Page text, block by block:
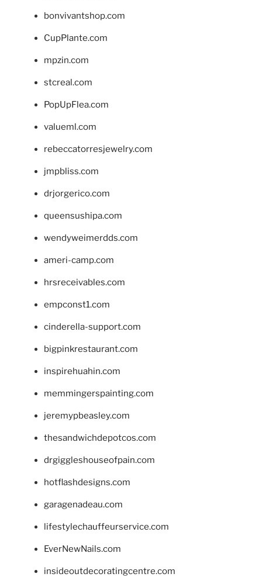
bonvivantshop.com
CupPlante.com
mpzin.com
stcreal.com
PopUpFlea.com
valueml.com
rebeccatorresjewelry.com
jmpbliss.com
drjorgerico.com
queensushipa.com
wendyweimerdds.com
ameri-camp.com
hrsreceivables.com
empconst1.com
cinderella-support.com
bigpinkrestaurant.com
inspirehuahin.com
memmingerspainting.com
jeremypbeasley.com
thesandwichdepotcos.com
drgiggleshouseofpain.com
hotflashdesigns.com
garagenadeau.com
lifestylechauffeurservice.com
EverNewNails.com
insideoutdecoratingcentre.com